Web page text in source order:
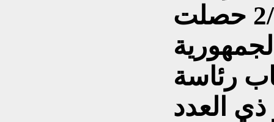
كتابكم 105 في 8ك2/1995 حصلت
رئاسة
ذي العدد